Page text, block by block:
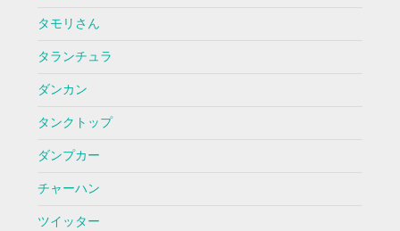
タモリさん
タランチュラ
ダンカン
タンクトップ
ダンプカー
チャーハン
ツイッター